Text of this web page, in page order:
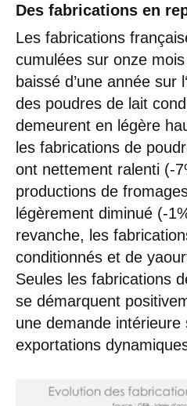
Des fabrications en
Les fabrications
cumulées sur onze
baissé d’une année sur
des poudres de lait
demeurent en légère
les fabrications de
ont nettement ralenti (-
productions de
légèrement diminué (-
revanche, les
conditionnés et de
Seules les fabrications
se démarquent
une demande
exportations